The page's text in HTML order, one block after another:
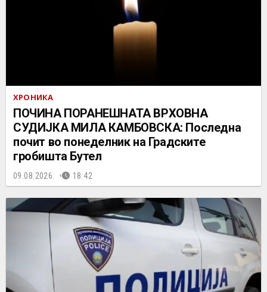
ХРОНИКА
ПОЧИНА ПОРАНЕШНАТА ВРХОВНА
СУДИЈКА МИЛА КАМБОВСКА: Последна
почит во понеделник на Градските
гробишта Бутел
09.08.2026. 18:42